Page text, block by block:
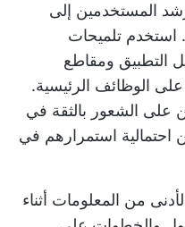
المستخدمين إلى
استخدم تلميحات
التطبيق ومقاطع
على الوظائف الرئيسية.
على الشعور بالثقة في
احتمالية استمرارهم في
من المعلومات أثناء